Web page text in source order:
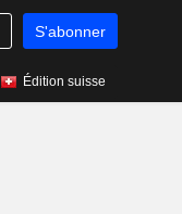
S'abonner
Édition suisse